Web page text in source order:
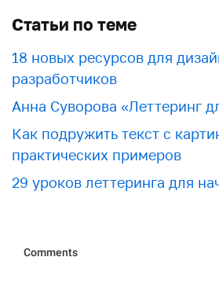
Статьи по теме
18 новых ресурсов для
разработчиков
Анна Суворова «Леттеринг
Как подружить текст с
практических примеров
29 уроков леттеринга для